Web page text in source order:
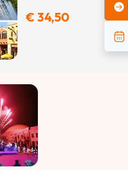
€ 34,50